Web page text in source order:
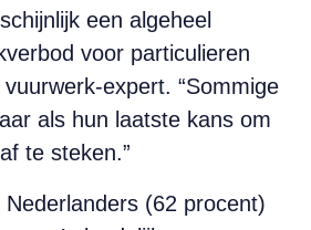
een algeheel
voor particulieren
expert. “Sommige
als hun laatste kans om
te steken.”
(62 procent)